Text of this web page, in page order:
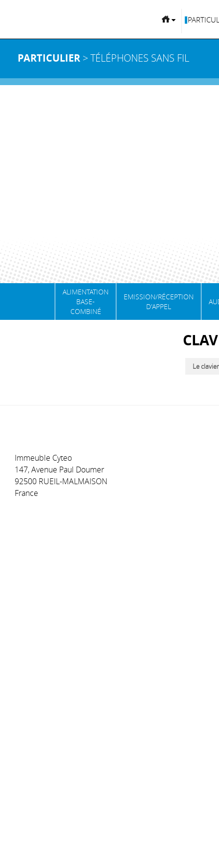
PARTICULIER > TÉLÉPHONES SANS FIL
ALIMENTATION
BASE-
COMBINÉ
EMISSION/RÉCEPTION
D'APPEL
Le
Immeuble Cyteo
147, Avenue Paul Doumer
92500 RUEIL-MALMAISON
France